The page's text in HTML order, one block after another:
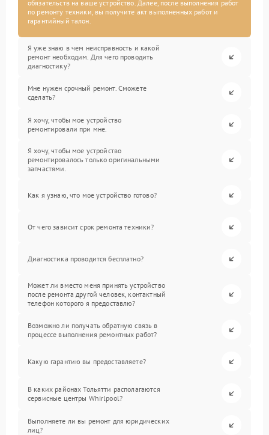
обязательств на ваше устройство. Далее, после выполнения работ
по ремонту техники, вы получите акт выполненных работ и
гарантийный талон.
Я уже знаю в чем неисправность и какой
ремонт необходим. Для чего проводить
диагностику?
Мне нужен срочный ремонт. Сможете
сделать?
Я хочу, чтобы мое устройство
ремонтировали при мне.
Я хочу, чтобы мое устройство
ремонтировалось только оригинальными
запчастями.
Как я узнаю, что мое устройство готово?
От чего зависит срок ремонта техники?
Диагностика проводится бесплатно?
Может ли вместо меня принять устройство
после ремонта другой человек, контактный
телефон которого я предоставлю?
Возможно ли получать обратную связь в
процессе выполнения ремонтных работ?
Какую гарантию вы предоставляете?
В каких районах Тольятти располагаются
сервисные центры Whirlpool?
Выполняете ли вы ремонт для юридических
лиц?